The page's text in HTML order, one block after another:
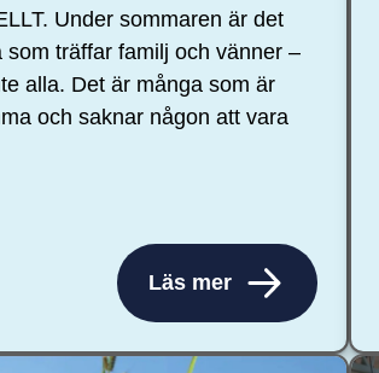
Under sommaren är det
som träffar familj och vänner –
alla. Det är många som är
och saknar någon att vara
Läs mer